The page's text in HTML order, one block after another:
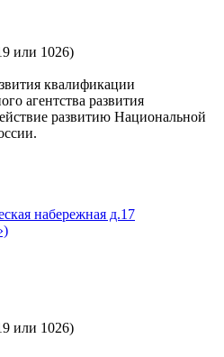
или 1026)
квалификации
агентства развития
развитию Национальной
набережная д.17
или 1026)